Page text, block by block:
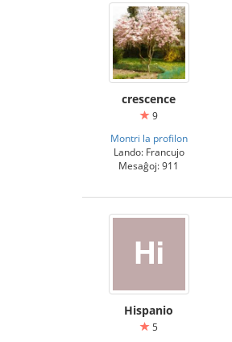
crescence
9
Montri la profilon
Lando: Francujo
Mesaĝoj: 911
Hispanio
5